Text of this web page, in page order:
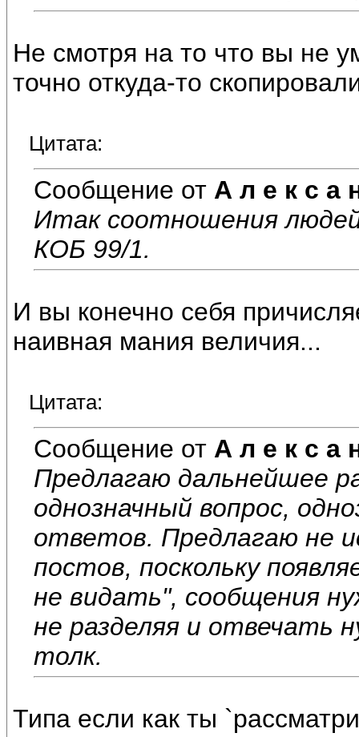
Не смотря на то что вы не
точно откуда-то
Цитата:
Сообщение от А л е к с а
Итак соотношения
КОБ 99/1.
И вы конечно себя
наивная мания величия...
Цитата:
Сообщение от А л е к с а
Предлагаю дальнейшее
однозначный вопрос,
ответов. Предлагаю не
постов, поскольку
не видать", сообщения
не разделяя и отвечать
толк.
Типа если как ты